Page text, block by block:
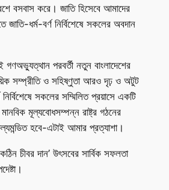
বসবাস করে। জাতি হিসেবে আমাদের
ধর্ম-বর্ণ নির্বিশেষে সকলের অবদান
পরবর্তী নতুন বাংলাদেশের
সম্প্রীতি ও সহিষ্ণুতা আরও দৃঢ় ও অটুট
সকলের সম্মিলিত প্রয়াসে একটি
মূল্যবোধসম্পন্ন রাষ্ট্র গঠনের
হবে-এটাই আমার প্রত্যাশা।
চীবর দান’ উৎসবের সার্বিক সফলতা